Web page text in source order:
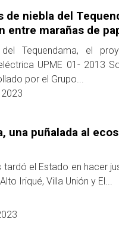
de niebla del
entre marañas de
Tequendama, el
UPME 01- 2013
por el Grupo...
una puñalada al
tardó el Estado en hacer
Iriqué, Villa Unión y El...